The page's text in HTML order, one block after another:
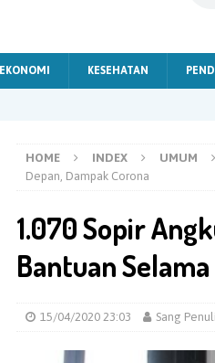
EKONOMI KESEHATAN
HOME INDEX UMUM
Depan, Dampak Corona
1.070 Sopir
Bantuan
15/04/2020 23:03 Sang